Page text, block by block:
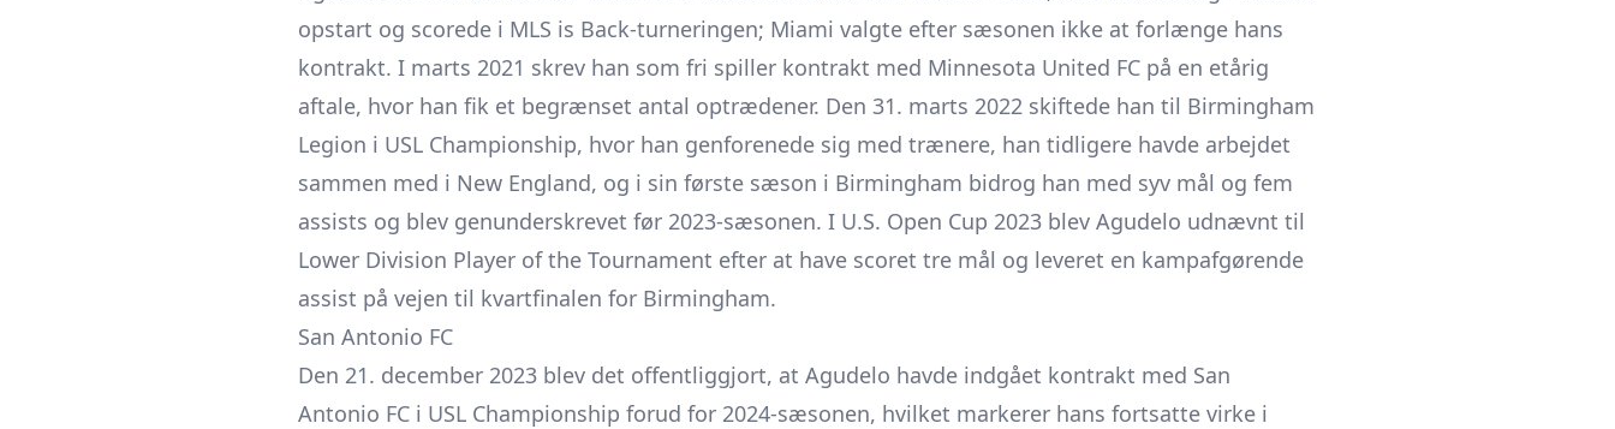
opstart og scorede i MLS is Back-turneringen; Miami valgte efter sæsonen ikke at forlænge hans
kontrakt. I marts 2021 skrev han som fri spiller kontrakt med Minnesota United FC på en etårig
aftale, hvor han fik et begrænset antal optrædener. Den 31. marts 2022 skiftede han til Birmingham
Legion i USL Championship, hvor han genforenede sig med trænere, han tidligere havde arbejdet
sammen med i New England, og i sin første sæson i Birmingham bidrog han med syv mål og fem
assists og blev genunderskrevet før 2023-sæsonen. I U.S. Open Cup 2023 blev Agudelo udnævnt til
Lower Division Player of the Tournament efter at have scoret tre mål og leveret en kampafgørende
assist på vejen til kvartfinalen for Birmingham.
San Antonio FC
Den 21. december 2023 blev det offentliggjort, at Agudelo havde indgået kontrakt med San
Antonio FC i USL Championship forud for 2024-sæsonen, hvilket markerer hans fortsatte virke i